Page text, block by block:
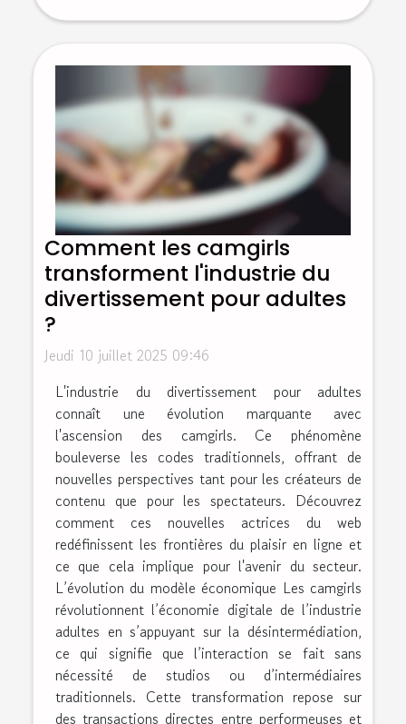
Comment les camgirls
transforment l'industrie du
divertissement pour adultes
?
Jeudi 10 juillet 2025 09:46
L'industrie du divertissement pour adultes
connaît une évolution marquante avec
l'ascension des camgirls. Ce phénomène
bouleverse les codes traditionnels, offrant de
nouvelles perspectives tant pour les créateurs de
contenu que pour les spectateurs. Découvrez
comment ces nouvelles actrices du web
redéfinissent les frontières du plaisir en ligne et
ce que cela implique pour l'avenir du secteur.
L’évolution du modèle économique Les camgirls
révolutionnent l’économie digitale de l’industrie
adultes en s’appuyant sur la désintermédiation,
ce qui signifie que l’interaction se fait sans
nécessité de studios ou d’intermédiaires
traditionnels. Cette transformation repose sur
des transactions directes entre performeuses et